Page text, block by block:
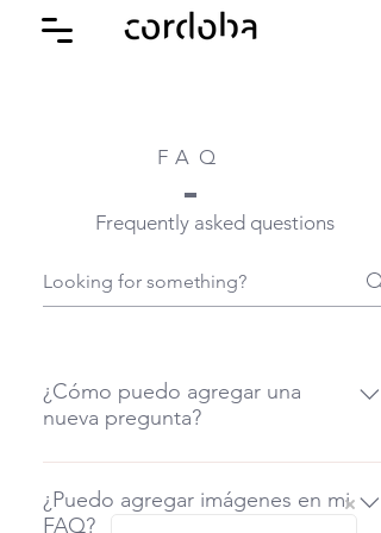
FAQ
Frequently asked questions
¿Cómo puedo agregar una
nueva pregunta?
Para agregar una pregunta nueva,
dirígete a la configuración de la
aplicación y pulsa el botón
¿Puedo agregar imágenes en mi
FAQ?